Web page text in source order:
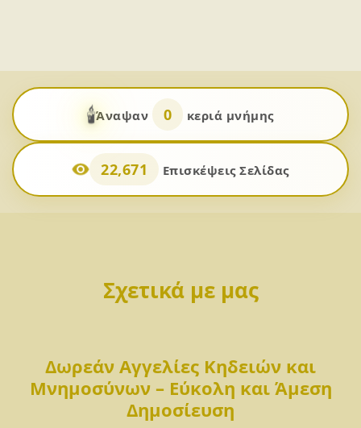
🕯️Άναψαν 0 κεριά μνήμης
22,671 Επισκέψεις Σελίδας
Σχετικά με μας
Δωρεάν Αγγελίες Κηδειών και
Μνημοσύνων – Εύκολη και Άμεση
Δημοσίευση